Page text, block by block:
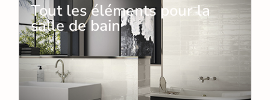
Tout les éléments pour la
salle de bain